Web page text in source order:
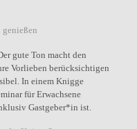
gute Ton macht den
Vorlieben berücksichtigen
In einem Knigge
für Erwachsene
Gastgeber*in ist.